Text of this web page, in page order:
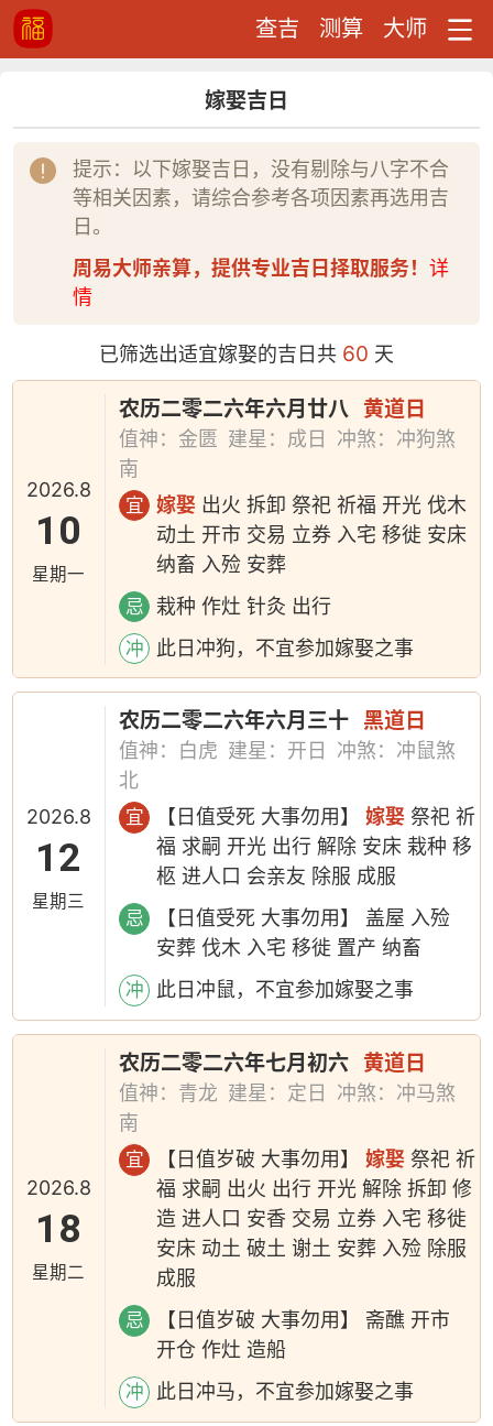
查吉 测算 大师
嫁娶吉日
提示：以下嫁娶吉日，没有剔除与八字不合
等相关因素，请综合参考各项因素再选用吉
日。
周易大师亲算，提供专业吉日择取服务！ 详
情
已筛选出适宜嫁娶的吉日共 60 天
2026.8
10
星期一
农历二零二六年六月廿八 黄道日
值神：金匮 建星：成日
冲煞：冲狗煞
南
宜 嫁娶 出火 拆卸 祭祀 祈福 开光 伐木
动土 开市 交易 立券 入宅 移徙 安床
纳畜 入殓 安葬
忌 栽种 作灶 针灸 出行
冲 此日冲狗，不宜参加嫁娶之事
2026.8
12
星期三
农历二零二六年六月三十 黑道日
值神：白虎 建星：开日
冲煞：冲鼠煞
北
宜 【日值受死 大事勿用】嫁娶 祭祀 祈
福 求嗣 开光 出行 解除 安床 栽种 移
柩 进人口 会亲友 除服 成服
忌
【日值受死 大事勿用】 盖屋 入殓
安葬 伐木 入宅 移徙 置产 纳畜
冲 此日冲鼠，不宜参加嫁娶之事
2026.8
18
星期二
农历二零二六年七月初六 黄道日
值神：青龙 建星：定日
冲煞：冲马煞
南
宜 【日值岁破 大事勿用】嫁娶 祭祀 祈
福 求嗣 出火 出行 开光 解除 拆卸 修
造 进人口 安香 交易 立券 入宅 移徙
安床 动土 破土 谢土 安葬 入殓 除服
成服
忌
【日值岁破 大事勿用】 斋醮 开市
开仓 作灶 造船
冲 此日冲马，不宜参加嫁娶之事